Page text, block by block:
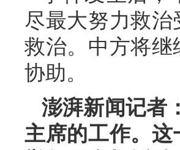
尽最大努力救
救治。中方将
协助。
澎湃新闻记者
主席的工作。